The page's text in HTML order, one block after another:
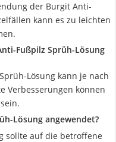
der Burgit Anti-
kann es zu leichten
Fußpilz Sprüh-Lösung
Lösung kann je nach
Verbesserungen können
Lösung angewendet?
sollte auf die betroffene